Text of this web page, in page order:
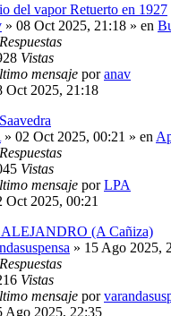
del vapor Retuerto en 1927
» 08 Oct 2025, 21:18 » en
Respuestas
Vistas
mensaje poranav
Oct 2025, 21:18
» 02 Oct 2025, 00:21 » en
Respuestas
Vistas
mensaje porLPA
Oct 2025, 00:21
(A Cañiza)
» 15 Ago 2025,
Respuestas
Vistas
mensaje por
Ago 2025, 22:35